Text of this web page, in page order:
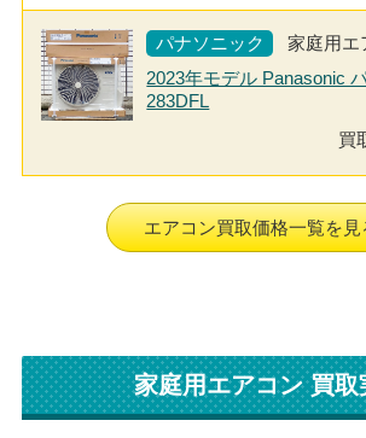
パナソニック
家庭用エ
2023年モデル Panasonic
283DFL
買
エアコン買取価格一覧を見
家庭用エアコン 買取